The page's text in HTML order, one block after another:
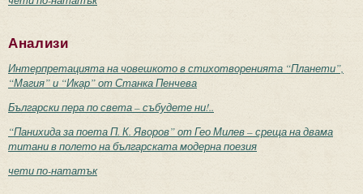
Анализи
Интерпретацията на човешкото в стихотворенията “Планети”,
“Магия” и “Икар” от Станка Пенчева
Български пера по света – събудете ни!..
“Панихида за поета П. К. Яворов” от Гео Милев – среща на двама
титани в полето на българската модерна поезия
чети по-нататък